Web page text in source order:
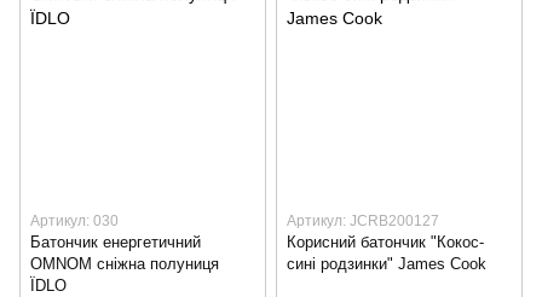
Артикул: 030
Батончик енергетичний
OMNOM сніжна полуниця
ЇDLO
Артикул: JCRB200127
Корисний батончик "Кокос-
сині родзинки" James Cook